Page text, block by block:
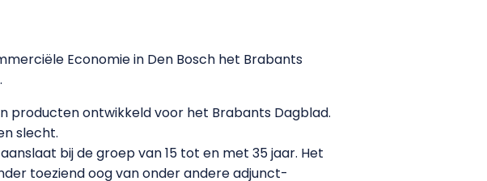
Economie in Den Bosch het Brabants
producten ontwikkeld voor het Brabants Dagblad.
slecht.
bij de groep van 15 tot en met 35 jaar. Het
toeziend oog van onder andere adjunct-